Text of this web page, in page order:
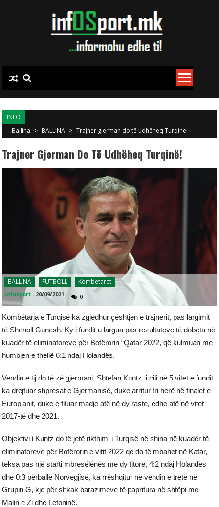
INFO
Ballina > BALLINA > Trajner gjerman do të udhëheq Turqinë!
Trajner Gjerman Do Të Udhëheq Turqinë!
BALLINA FUTBOLL Kombëtaret
infosport - 20/09/2021 0
Kombëtarja e Turqisë ka zgjedhur çështjen e trajnerit, pas largimit
të Shenoll Gunesh. Ky i fundit u largua pas rezultateve të dobëta në
kuadër të eliminatoreve për Botërorin “Qatar 2022, që kulmuan me
humbjen e thellë 6:1 ndaj Holandës.
Vendin e tij do të zë gjermani, Shtefan Kuntz, i cili në 5 vitet e fundit
ka drejtuar shpresat e Gjermanisë, duke arritur tri herë në finalet e
Europianit, duke e fituar madje atë në dy raste, edhe atë në vitet
2017-të dhe 2021.
Objektivi i Kuntz do të jetë rikthimi i Turqisë në shina në kuadër të
eliminatoreve për Botërorin e vitit 2022 që do të mbahet në Katar,
teksa pas një starti mbresëlënës me dy fitore, 4:2 ndaj Holandës
dhe 0:3 përballë Norvegjisë, ka rrëshqitur në vendin e tretë në
Grupin G, kjo për shkak barazimeve të papritura në shtëpi me
Malin e Zi dhe Letoninë.